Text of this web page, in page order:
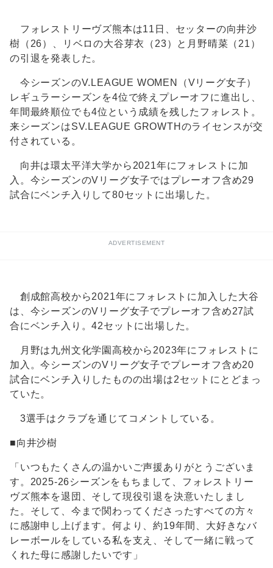
フォレストリーヴズ熊本は11日、セッターの向井沙
樹（26）、リベロの大谷芽衣（23）と月野晴菜（21）
の引退を発表した。
今シーズンのV.LEAGUE WOMEN（Vリーグ女子）
レギュラーシーズンを4位で終えプレーオフに進出し、
年間最終順位でも4位という成績を残したフォレスト。
来シーズンはSV.LEAGUE GROWTHのライセンスが交
付されている。
向井は環太平洋大学から2021年にフォレストに加
入。今シーズンのVリーグ女子ではプレーオフ含め29
試合にベンチ入りして80セットに出場した。
ADVERTISEMENT
創成館高校から2021年にフォレストに加入した大谷
は、今シーズンのVリーグ女子でプレーオフ含め27試
合にベンチ入り。42セットに出場した。
月野は九州文化学園高校から2023年にフォレストに
加入。今シーズンのVリーグ女子でプレーオフ含め20
試合にベンチ入りしたものの出場は2セットにとどまっ
ていた。
3選手はクラブを通じてコメントしている。
■向井沙樹
「いつもたくさんの温かいご声援ありがとうございま
す。2025-26シーズンをもちまして、フォレストリー
ヴズ熊本を退団、そして現役引退を決意いたしまし
た。そして、今まで関わってくださったすべての方々
に感謝申し上げます。何より、約19年間、大好きなバ
レーボールをしている私を支え、そして一緒に戦って
くれた母に感謝したいです」